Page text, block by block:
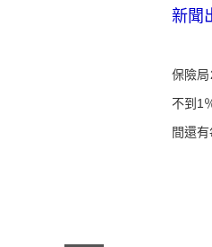
新聞
保險
不到1
間還